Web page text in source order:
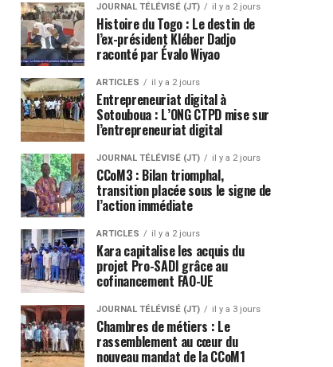
JOURNAL TÉLÉVISÉ (JT) il y a 2 jours
Histoire du Togo : Le destin de
l’ex-président Kléber Dadjo
raconté par Évalo Wiyao
ARTICLES il y a 2 jours
Entrepreneuriat digital à
Sotouboua : L’ONG CTPD mise sur
l’entrepreneuriat digital
JOURNAL TÉLÉVISÉ (JT) il y a 2 jours
CCoM3 : Bilan triomphal,
transition placée sous le signe de
l’action immédiate
ARTICLES il y a 2 jours
Kara capitalise les acquis du
projet Pro-SADI grâce au
cofinancement FAO-UE
JOURNAL TÉLÉVISÉ (JT) il y a 3 jours
Chambres de métiers : Le
rassemblement au cœur du
nouveau mandat de la CCoM1